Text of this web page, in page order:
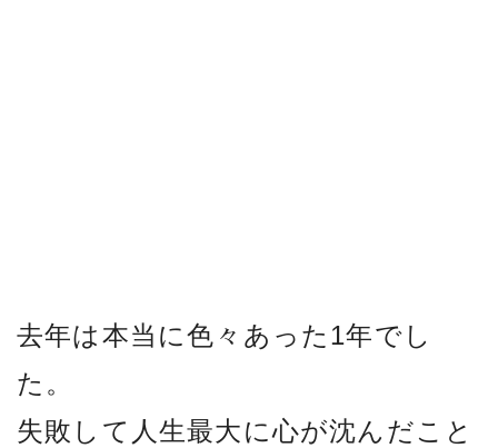
去年は本当に色々あった1年でし
た。
失敗して人生最大に心が沈んだこと